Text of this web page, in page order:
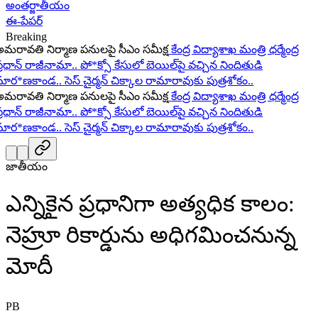
అంతర్జాతీయం
ఈ-పేపర్
Breaking
నిర్మాణ పనులపై సీఎం సమీక్ష కేంద్ర విద్యాశాఖ మంత్రి ధర్మేంద్ర
రాజీనామా.. పో*క్సో కేసులో బెయిల్‌పై వచ్చిన నిందితుడి
సెస్ చైర్మన్ చిక్కాల రామారావుకు పుత్రశోకం..
నిర్మాణ పనులపై సీఎం సమీక్ష కేంద్ర విద్యాశాఖ మంత్రి ధర్మేంద్ర
రాజీనామా.. పో*క్సో కేసులో బెయిల్‌పై వచ్చిన నిందితుడి
సెస్ చైర్మన్ చిక్కాల రామారావుకు పుత్రశోకం..
జాతీయం
ఎన్నికైన ప్రధానిగా అత్యధిక కాలం:
నెహ్రూ రికార్డును అధిగమించనున్న
మోదీ
PB